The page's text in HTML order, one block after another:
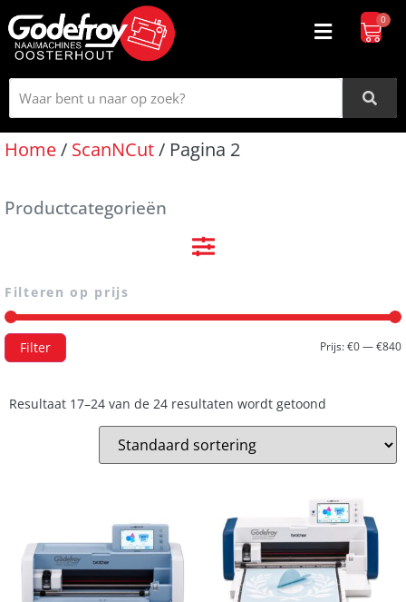
0
Home/ ScanNCut/ Pagina 2
Productcategorieën
Filteren op prijs
Filter Prijs:€0—€840
Resultaat 17–24 van de 24 resultaten wordt getoond